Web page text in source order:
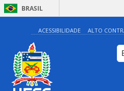
BRASIL
ACESSIBILIDADE ALTO